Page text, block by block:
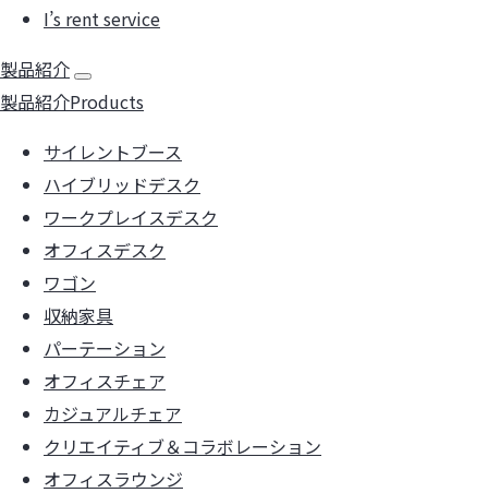
I’s rent service
製品紹介
製品紹介Products
サイレントブース
ハイブリッドデスク
ワークプレイスデスク
オフィスデスク
ワゴン
収納家具
パーテーション
オフィスチェア
カジュアルチェア
クリエイティブ＆コラボレーション
オフィスラウンジ